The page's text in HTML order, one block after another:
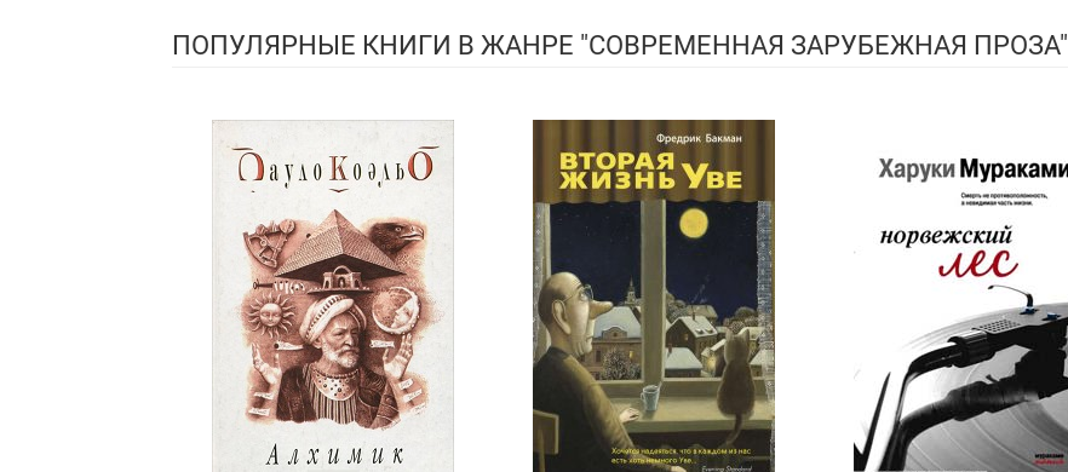
ПОПУЛЯРНЫЕ КНИГИ В ЖАНРЕ "СОВРЕМЕННАЯ ЗАРУБЕЖНАЯ ПРОЗА"